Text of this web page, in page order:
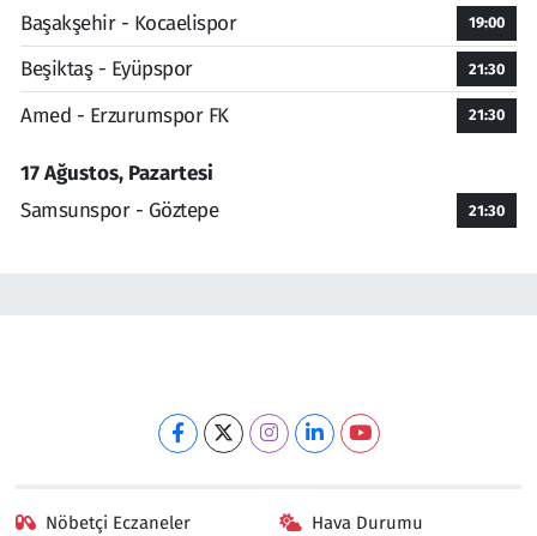
Başakşehir - Kocaelispor
19:00
Beşiktaş - Eyüpspor 21:30
Amed - Erzurumspor FK 21:30
17 Ağustos, Pazartesi
Samsunspor - Göztepe
21:30
Nöbetçi Eczaneler Hava Durumu